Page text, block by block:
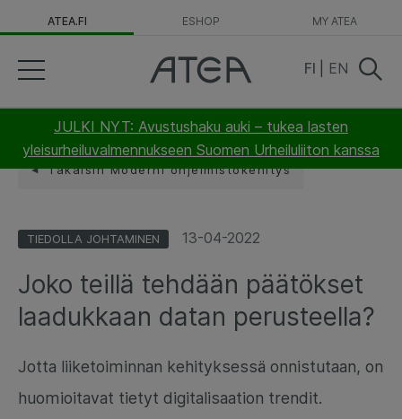
ATEA.FI ESHOP MY ATEA
JULKI NYT: Avustushaku auki – tukea lasten
yleisurheiluvalmennukseen Suomen Urheiluliiton kanssa
FI EN
Takaisin Moderni ohjelmistokehitys
TIEDOLLA JOHTAMINEN 13-04-2022
Joko teillä tehdään päätökset
laadukkaan datan perusteella?
Jotta liiketoiminnan kehityksessä onnistutaan, on
huomioitavat tietyt digitalisaation trendit.